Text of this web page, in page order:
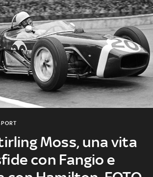
Moss, una vita
con Fangio e